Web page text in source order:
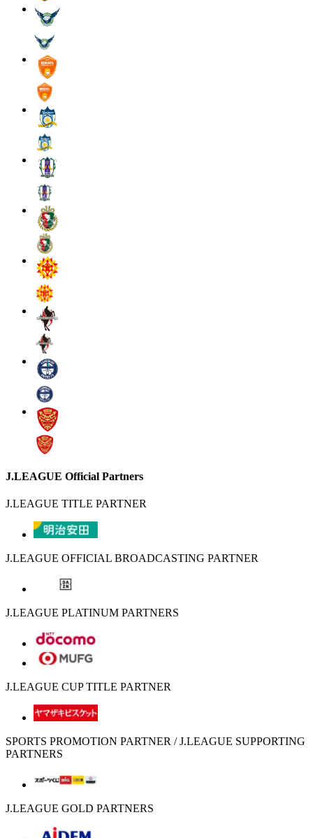
J.LEAGUE Official Partners
J.LEAGUE TITLE PARTNER
J.LEAGUE OFFICIAL BROADCASTING PARTNER
J.LEAGUE PLATINUM PARTNERS
J.LEAGUE CUP TITLE PARTNER
SPORTS PROMOTION PARTNER / J.LEAGUE SUPPORTING
PARTNERS
J.LEAGUE GOLD PARTNERS